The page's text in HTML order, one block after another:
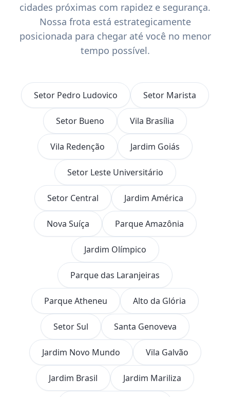
cidades próximas com rapidez e segurança.
Nossa frota está estrategicamente
posicionada para chegar até você no menor
tempo possível.
Setor Pedro Ludovico Setor Marista
Setor Bueno Vila Brasília
Vila Redenção Jardim Goiás
Setor Leste Universitário
Setor Central Jardim América
Nova Suíça Parque Amazônia
Jardim Olímpico
Parque das Laranjeiras
Parque Atheneu Alto da Glória
Setor Sul Santa Genoveva
Jardim Novo Mundo Vila Galvão
Jardim Brasil Jardim Mariliza